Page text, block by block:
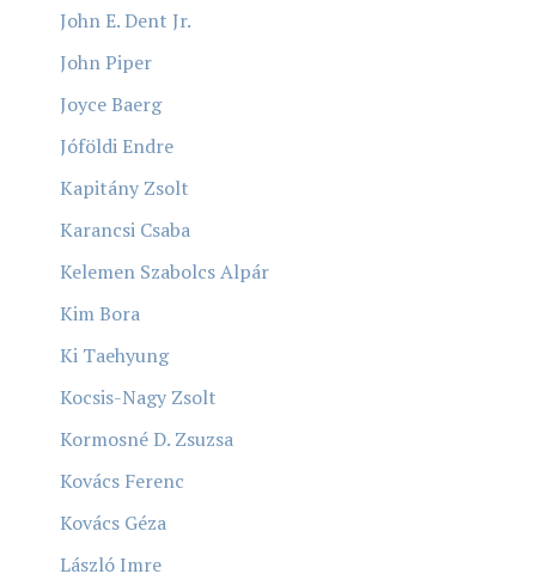
John E. Dent Jr.
John Piper
Joyce Baerg
Jóföldi Endre
Kapitány Zsolt
Karancsi Csaba
Kelemen Szabolcs Alpár
Kim Bora
Ki Taehyung
Kocsis-Nagy Zsolt
Kormosné D. Zsuzsa
Kovács Ferenc
Kovács Géza
László Imre